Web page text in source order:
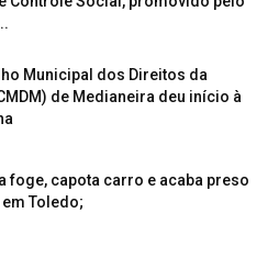
Municipal dos Direitos da
de Medianeira deu início à
foge, capota carro e acaba preso
em Toledo;